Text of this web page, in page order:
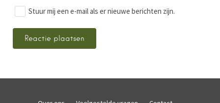
Stuur mij een e-mail als er nieuwe berichten zijn.